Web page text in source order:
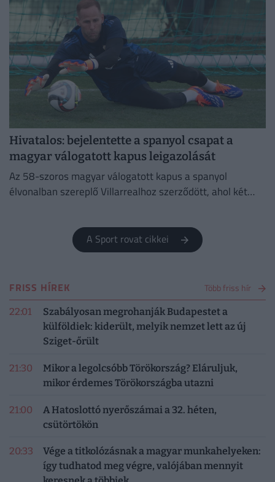
Hivatalos: bejelentette a spanyol csapat a
magyar válogatott kapus leigazolását
Az 58-szoros magyar válogatott kapus a spanyol
élvonalban szereplő Villarrealhoz szerződött, ahol két
A Sport rovat cikkei
FRISS HÍREK Több friss hír
22:01
Szabályosan megrohanják Budapestet a
külföldiek: kiderült, melyik nemzet lett az új
Sziget-őrült
21:30
Mikor a legolcsóbb Törökország? Eláruljuk,
mikor érdemes Törökországba utazni
21:00
A Hatoslottó nyerőszámai a 32. héten,
csütörtökön
20:33
Vége a titkolózásnak a magyar munkahelyeken:
így tudhatod meg végre, valójában mennyit